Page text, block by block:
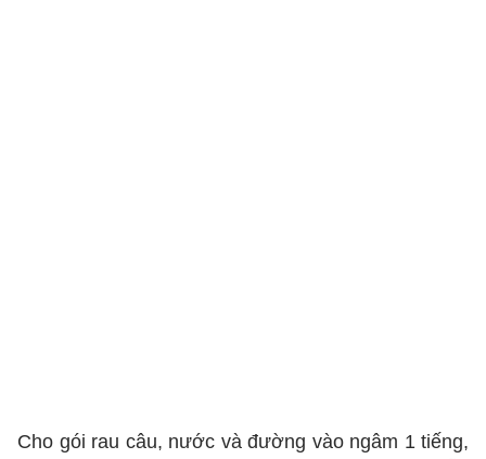
Cho gói rau câu, nước và đường vào ngâm 1 tiếng,